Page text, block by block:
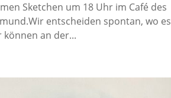
Sketchen um 18 Uhr im Café des
entscheiden spontan, wo es
an der...